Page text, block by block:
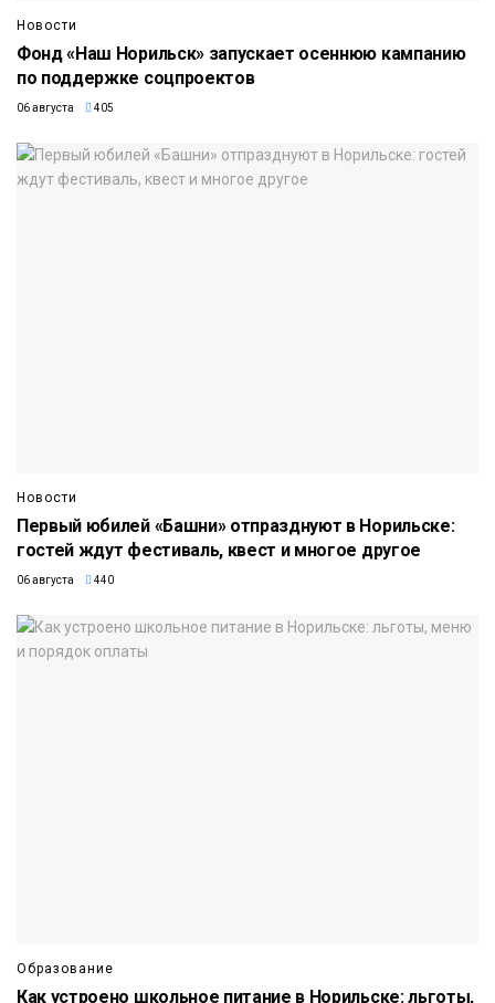
Новости
Фонд «Наш Норильск» запускает осеннюю кампанию
по поддержке соцпроектов
06 августа 405
Новости
Первый юбилей «Башни» отпразднуют в Норильске:
гостей ждут фестиваль, квест и многое другое
06 августа 440
Образование
Как устроено школьное питание в Норильске: льготы,